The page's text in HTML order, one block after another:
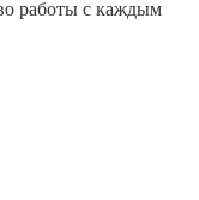
работы с каждым